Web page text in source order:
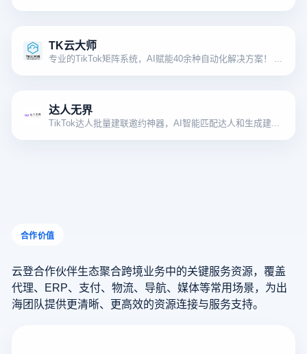
TK云大师
达人无界
合作价值
云登合作伙伴生态聚合跨境业务中的关键服务资源，覆盖
代理、ERP、支付、物流、导航、媒体等常用场景，为出
海团队提供更清晰、更高效的资源连接与服务支持。